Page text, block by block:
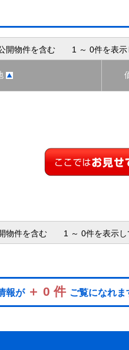
物件を含む 1 ～ 0件を表示
物件を含む 1 ～ 0件を表示し
報が ＋ 0 件 ご覧になれま